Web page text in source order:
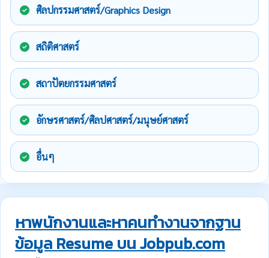
ศิลปกรรมศาสตร์/Graphics Design
สถิติศาสตร์
สถาปัตยกรรมศาสตร์
อักษรศาสตร์/ศิลปศาสตร์/มนุษย์ศาสตร์
อื่นๆ
หาพนักงานและหาคนทำงานจากฐาน
ข้อมูล Resume บน Jobpub.com